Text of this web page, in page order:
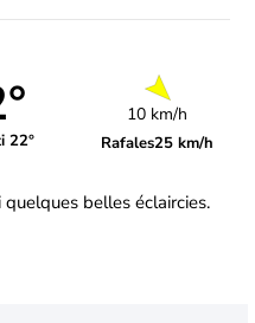
22°
10 km/h
Rafales25 km/h
belles éclaircies.